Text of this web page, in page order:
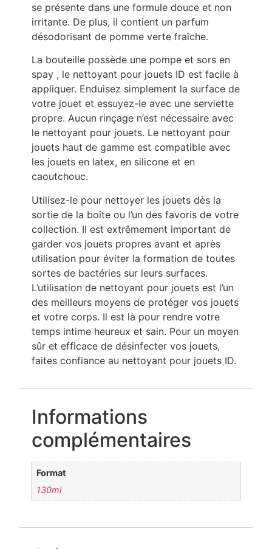
se présente dans une formule douce et non
irritante. De plus, il contient un parfum
désodorisant de pomme verte fraîche.
La bouteille possède une pompe et sors en
spay , le nettoyant pour jouets ID est facile à
appliquer. Enduisez simplement la surface de
votre jouet et essuyez-le avec une serviette
propre. Aucun rinçage n’est nécessaire avec
le nettoyant pour jouets. Le nettoyant pour
jouets haut de gamme est compatible avec
les jouets en latex, en silicone et en
caoutchouc.
Utilisez-le pour nettoyer les jouets dès la
sortie de la boîte ou l’un des favoris de votre
collection. Il est extrêmement important de
garder vos jouets propres avant et après
utilisation pour éviter la formation de toutes
sortes de bactéries sur leurs surfaces.
L’utilisation de nettoyant pour jouets est l’un
des meilleurs moyens de protéger vos jouets
et votre corps. Il est là pour rendre votre
temps intime heureux et sain. Pour un moyen
sûr et efficace de désinfecter vos jouets,
faites confiance au nettoyant pour jouets ID.
Informations
complémentaires
Format
130ml